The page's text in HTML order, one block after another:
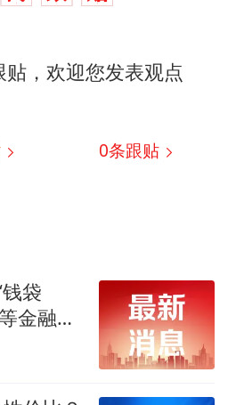
贴，欢迎您发表观点
0条跟贴
袋
金融机